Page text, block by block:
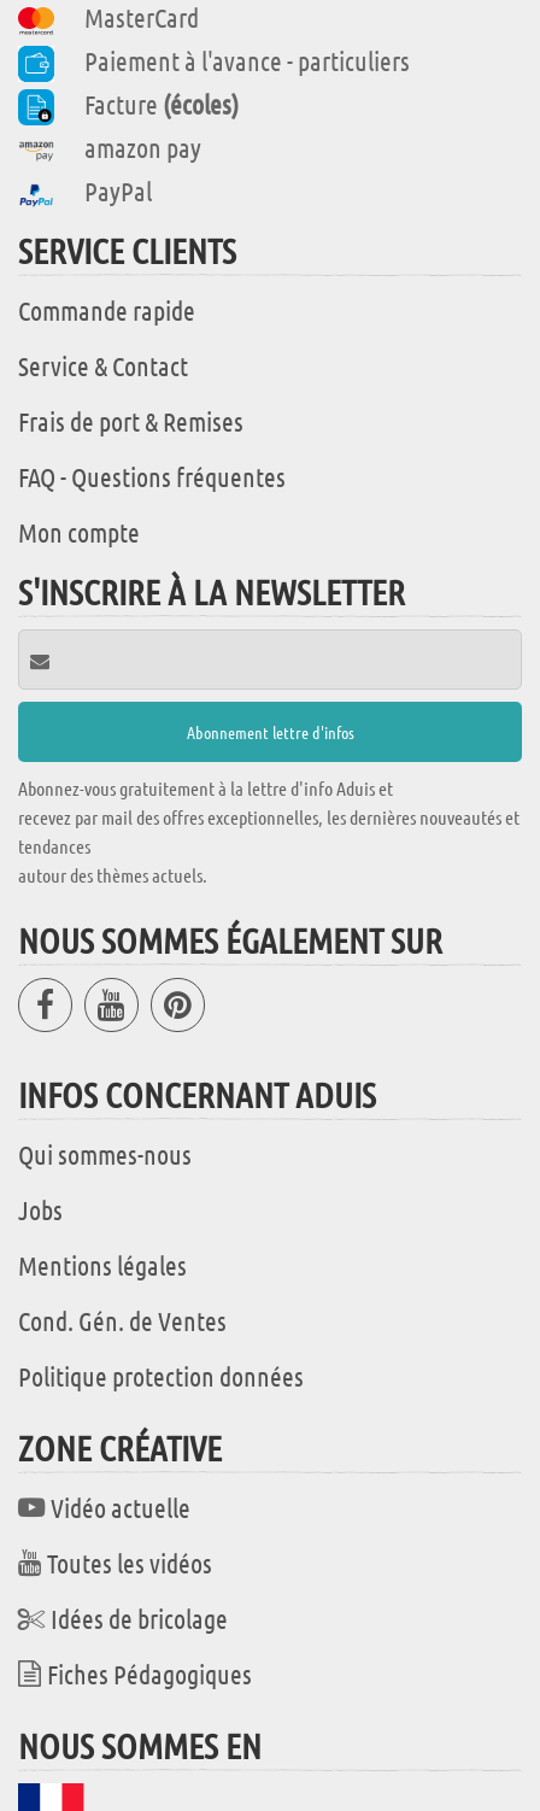
MasterCard
Paiement à l'avance - particuliers
Facture (écoles)
amazon pay
PayPal
SERVICE CLIENTS
Commande rapide
Service & Contact
Frais de port & Remises
FAQ - Questions fréquentes
Mon compte
S'INSCRIRE À LA NEWSLETTER
Abonnez-vous gratuitement à la lettre d'info Aduis et
recevez par mail des offres exceptionnelles, les dernières nouveautés et
tendances
autour des thèmes actuels.
NOUS SOMMES ÉGALEMENT SUR
INFOS CONCERNANT ADUIS
Qui sommes-nous
Jobs
Mentions légales
Cond. Gén. de Ventes
Politique protection données
ZONE CRÉATIVE
Vidéo actuelle
Toutes les vidéos
Idées de bricolage
Fiches Pédagogiques
NOUS SOMMES EN